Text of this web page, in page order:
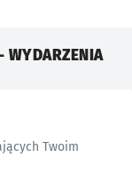
WYDARZENIA
Twoim